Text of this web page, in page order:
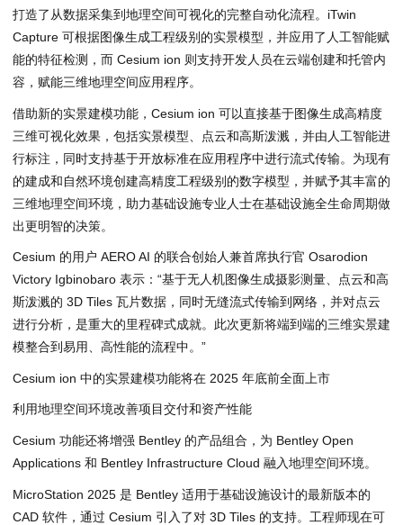
打造了从数据采集到地理空间可视化的完整自动化流程。iTwin
Capture 可根据图像生成工程级别的实景模型，并应用了人工智能赋
能的特征检测，而 Cesium ion 则支持开发人员在云端创建和托管内
容，赋能三维地理空间应用程序。
借助新的实景建模功能，Cesium ion 可以直接基于图像生成高精度
三维可视化效果，包括实景模型、点云和高斯泼溅，并由人工智能进
行标注，同时支持基于开放标准在应用程序中进行流式传输。为现有
的建成和自然环境创建高精度工程级别的数字模型，并赋予其丰富的
三维地理空间环境，助力基础设施专业人士在基础设施全生命周期做
出更明智的决策。
Cesium 的用户 AERO AI 的联合创始人兼首席执行官 Osarodion
Victory Igbinobaro 表示：“基于无人机图像生成摄影测量、点云和高
斯泼溅的 3D Tiles 瓦片数据，同时无缝流式传输到网络，并对点云
进行分析，是重大的里程碑式成就。此次更新将端到端的三维实景建
模整合到易用、高性能的流程中。”
Cesium ion 中的实景建模功能将在 2025 年底前全面上市
利用地理空间环境改善项目交付和资产性能
Cesium 功能还将增强 Bentley 的产品组合，为 Bentley Open
Applications 和 Bentley Infrastructure Cloud 融入地理空间环境。
MicroStation 2025 是 Bentley 适用于基础设施设计的最新版本的
CAD 软件，通过 Cesium 引入了对 3D Tiles 的支持。工程师现在可